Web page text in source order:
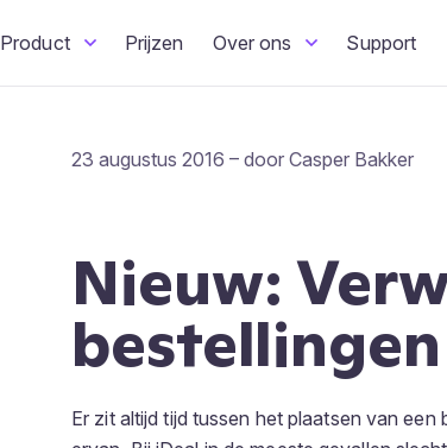
Product Prijzen Over ons Support
23 augustus 2016 – door Casper Bakker
Nieuw:
bestellingen
Er zit altijd tijd tussen het plaatsen van een